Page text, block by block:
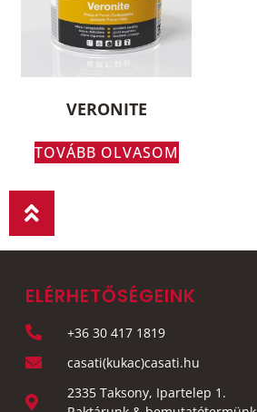
VERONITE
TOVÁBB OLVASOM
ELÉRHETŐSÉGEINK
+36 30 417 1819
casati(kukac)casati.hu
2335 Taksony, Ipartelep 1.